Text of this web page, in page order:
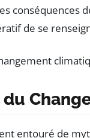
conséquences
de se
entouré de